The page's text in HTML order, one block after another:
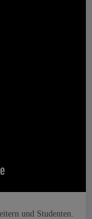
und Studenten.